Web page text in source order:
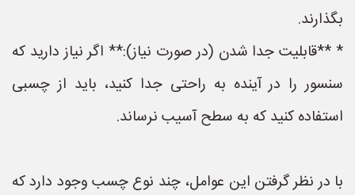
بگذارند.
* **قابلیت جدا شدن (در صورت نیاز):** اگر نیاز دارید که
سنسور را در آینده به راحتی جدا کنید، باید از چسبی
استفاده کنید که به سطح آسیب نرساند.
با در نظر گرفتن این عوامل، چند نوع چسب وجود دارد که